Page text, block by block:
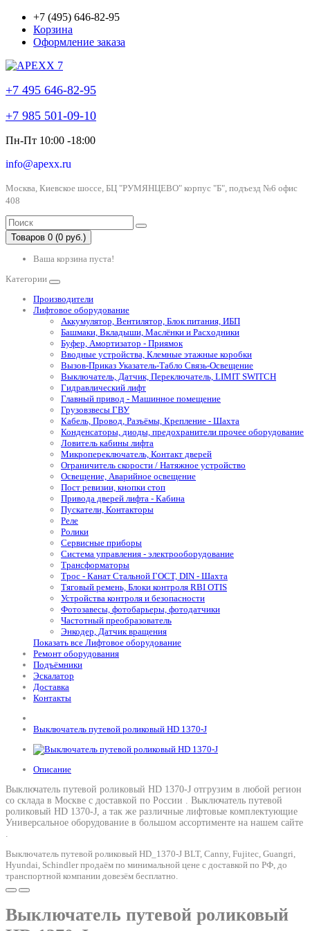
+7 (495) 646-82-95
Корзина
Оформление заказа
+7 495 646-82-95
+7 985 501-09-10
Пн-Пт 10:00 -18:00
info@apexx.ru
Москва, Киевское шоссе, БЦ "РУМЯНЦЕВО" корпус "Б", подъезд №6 офис
408
Товаров 0 (0 руб.)
Ваша корзина пуста!
Категории
Производители
Лифтовое оборудование
Аккумулятор, Вентилятор, Блок питания, ИБП
Башмаки, Вкладыши, Маслёнки и Расходники
Буфер, Амортизатор - Приямок
Вводные устройства, Клемные этажные коробки
Вызов-Приказ Указатель-Табло Связь-Освещение
Выключатель, Датчик, Переключатель, LIMIT SWITCH
Гидравлический лифт
Главный привод - Машинное помещение
Грузовзвесы ГВУ
Кабель, Провод, Разъёмы, Крепление - Шахта
Конденсаторы, диоды, предохранители прочее оборудование
Ловитель кабины лифта
Микропереключатель, Контакт дверей
Ограничитель скорости / Натяжное устройство
Освещение, Аварийное освещение
Пост ревизии, кнопки стоп
Привода дверей лифта - Кабина
Пускатели, Контакторы
Реле
Ролики
Сервисные приборы
Система управления - электрооборудование
Трансформаторы
Трос - Канат Стальной ГОСТ, DIN - Шахта
Тяговый ремень, Блоки контроля RBI OTIS
Устройства контроля и безопасности
Фотозавесы, фотобарьеры, фотодатчики
Частотный преобразователь
Энкодер, Датчик вращения
Показать все Лифтовое оборудование
Ремонт оборудования
Подъёмники
Эскалатор
Доставка
Контакты
Выключатель путевой роликовый HD 1370-J
Описание
Выключатель путевой роликовый HD 1370-J отгрузим в любой регион
со склада в Москве с доставкой по России . Выключатель путевой
роликовый HD 1370-J, а так же различные лифтовые комплектующие
Универсальное оборудование в большом ассортименте на нашем сайте
.
Выключатель путевой роликовый HD_1370-J BLT, Canny, Fujitec, Guangri,
Hyundai, Schindler продаём по минимальной цене с доставкой по РФ, до
транспортной компании довезём бесплатно.
Выключатель путевой роликовый